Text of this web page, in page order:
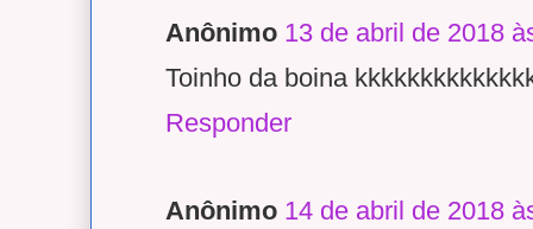
Anônimo 13 de abril de 2018
Toinho da boina
Responder
Anônimo 14 de abril de 2018